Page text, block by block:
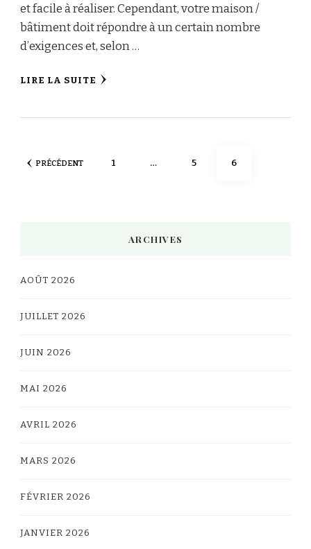
et facile à réaliser. Cependant, votre maison /
bâtiment doit répondre à un certain nombre
d’exigences et, selon …
LIRE LA SUITE
Pagination
PRÉCÉDENT PAGE
1 … PAGE
5 PAGE
6
ARCHIVES
AOÛT 2026
JUILLET 2026
JUIN 2026
MAI 2026
AVRIL 2026
MARS 2026
FÉVRIER 2026
JANVIER 2026